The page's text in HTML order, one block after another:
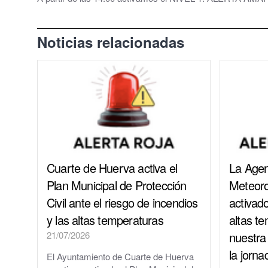
Plenos Municipales
PMUS - Plan de Movilidad Urbana Sostenible
Urbanismo
Tablón de anuncios: Ofertas de trabajo y otros.
Linea Verde - Ayuntamiento de Cuarte de
Trámites y Servicios
Atención al Ciudadano
Ayuntamiento Online
112 ARAGÓN - ALERTAS
Noticias relacionadas
Cuarte de Huerva activa el
Plan Municipal de Protección
Civil ante el riesgo de incendios
y las altas temperaturas
21/07/2026
El Ayuntamiento de Cuarte de Huerva
La
altas
la